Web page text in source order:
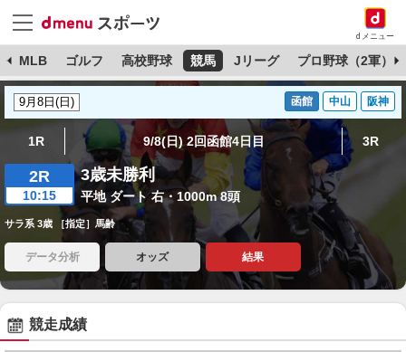
dメニュー
MLB ゴルフ 高校野球 競馬 Jリーグ プロ野球（2軍）
函館 中山 阪神
1R 9/8(日) 2回函館4日目 3R
2R
10:15
3歳未勝利
平地 ダート 右・1000m 8頭
サラ系 3歳 ［指定］馬齢
データ分析 オッズ 結果
競走成績